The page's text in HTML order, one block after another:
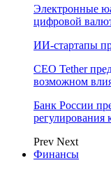
Электронные
цифровой
ИИ-стартапы
CEO Tether
возможном
Банк России
регулирования
Prev Next
Финансы